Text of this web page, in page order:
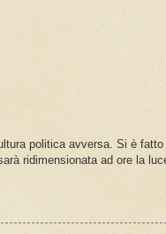
politica avversa. Si è fatto
ridimensionata ad ore la